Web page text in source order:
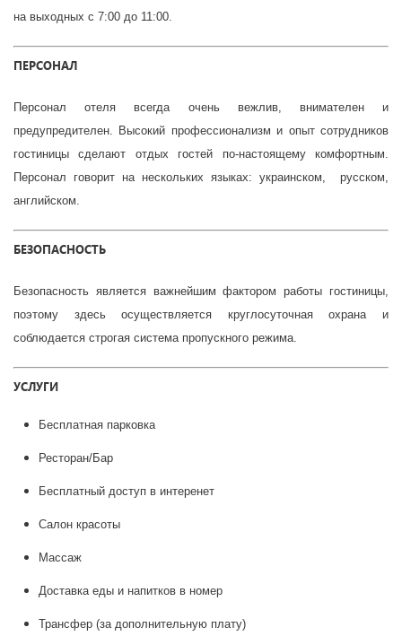
на выходных с 7:00 до 11:00.
ПЕРСОНАЛ
Персонал отеля всегда очень вежлив, внимателен и
предупредителен. Высокий профессионализм и опыт сотрудников
гостиницы сделают отдых гостей по-настоящему комфортным.
Персонал говорит на нескольких языках: украинском, русском,
английском.
БЕЗОПАСНОСТЬ
Безопасность является важнейшим фактором работы гостиницы,
поэтому здесь осуществляется круглосуточная охрана и
соблюдается строгая система пропускного режима.
УСЛУГИ
Бесплатная парковка
Ресторан/Бар
Бесплатный доступ в интеренет
Салон красоты
Массаж
Доставка еды и напитков в номер
Трансфер (за дополнительную плату)